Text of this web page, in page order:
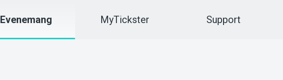
Evenemang MyTickster Support